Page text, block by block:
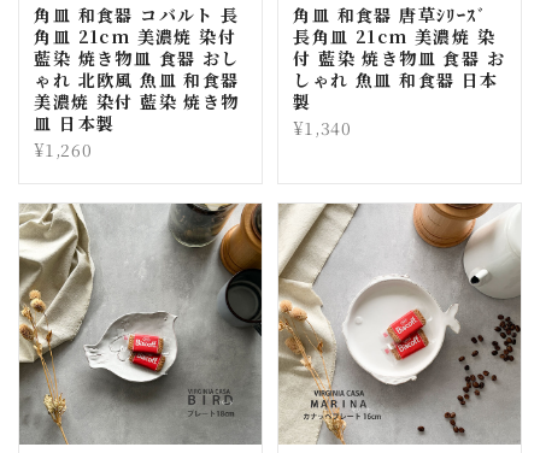
角皿 和食器 コバルト 長
角皿 21cm 美濃焼 染付
藍染 焼き物皿 食器 おし
ゃれ 北欧風 魚皿 和食器
美濃焼 染付 藍染 焼き物
皿 日本製
¥1,260
角皿 和食器 唐草ｼﾘｰｽﾞ
長角皿 21cm 美濃焼 染
付 藍染 焼き物皿 食器 お
しゃれ 魚皿 和食器 日本
製
¥1,340